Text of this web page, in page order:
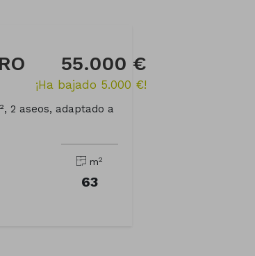
55.000 €
¡Ha bajado 5.000 €!
2 aseos, adaptado a
m2
63